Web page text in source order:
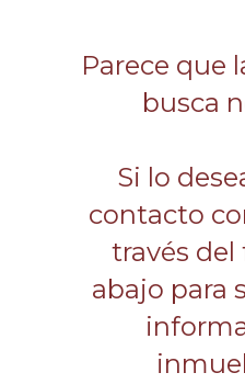
Parece que
busca
Si lo
contacto
través
abajo para